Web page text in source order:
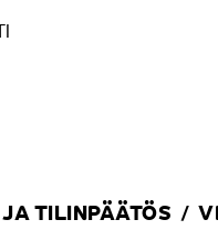
TILINPÄÄTÖS